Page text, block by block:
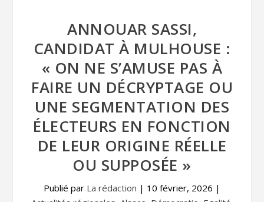
ANNOUAR SASSI,
CANDIDAT À MULHOUSE :
« ON NE S’AMUSE PAS À
FAIRE UN DÉCRYPTAGE OU
UNE SEGMENTATION DES
ÉLECTEURS EN FONCTION
DE LEUR ORIGINE RÉELLE
OU SUPPOSÉE »
Publié par La rédaction | 10 février, 2026 |